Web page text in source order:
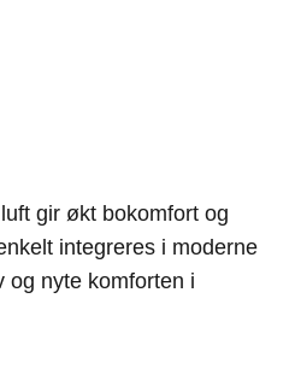
gir økt bokomfort og
integreres i moderne
og nyte komforten i